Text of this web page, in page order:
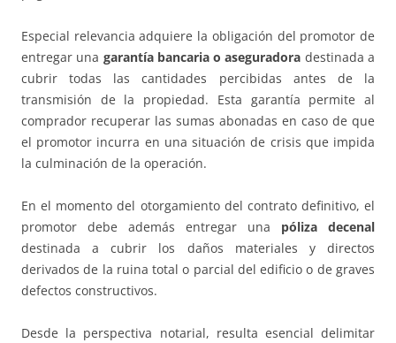
Especial relevancia adquiere la obligación del promotor de
entregar una garantía bancaria o aseguradora destinada a
cubrir todas las cantidades percibidas antes de la
transmisión de la propiedad. Esta garantía permite al
comprador recuperar las sumas abonadas en caso de que
el promotor incurra en una situación de crisis que impida
la culminación de la operación.
En el momento del otorgamiento del contrato definitivo, el
promotor debe además entregar una póliza decenal
destinada a cubrir los daños materiales y directos
derivados de la ruina total o parcial del edificio o de graves
defectos constructivos.
Desde la perspectiva notarial, resulta esencial delimitar